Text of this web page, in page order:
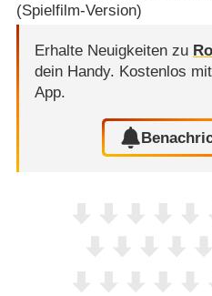
(Spielfilm-Version)
Erhalte Neuigkeiten zu
dein Handy. Kostenlos
App.